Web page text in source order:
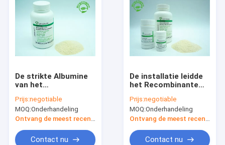
De strikte Albumine
van het
Recombinante Serum
HEEFT Wit om Beige
Gevriesdroogd
Prijs:negotiable
MOQ:Onderhandeling
Ontvang de meest recente Prijs
Contact nu
De installatie leidde
het Recombinante
OsrHSA van de
Serumalbumine af
Prijs:negotiable
MOQ:Onderhandeling
Ontvang de meest recente Prijs
Contact nu